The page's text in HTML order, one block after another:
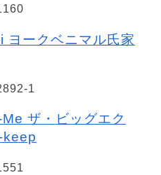
ヨークベニマル氏家
1
ザ・ビッグエク
keep